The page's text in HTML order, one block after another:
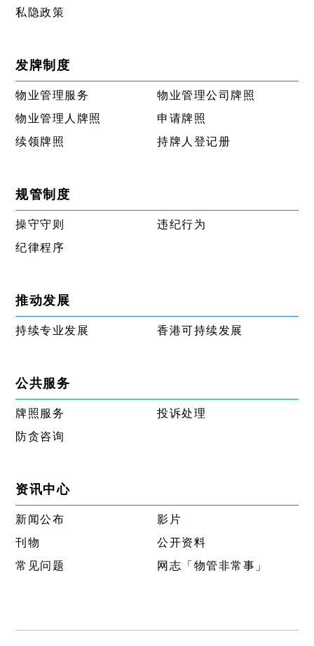
私隐政策
发牌制度
物业管理服务
物业管理公司牌照
物业管理人牌照
申请牌照
续领牌照
持牌人登记册
规管制度
操守守则
违纪行为
纪律程序
推动发展
持续专业发展 香港可持续发展
公共服务
牌照服务
投诉处理
防贪咨询
资讯中心
新闻公布
影片
刊物
公开资料
常见问题
网志「物管非常事」